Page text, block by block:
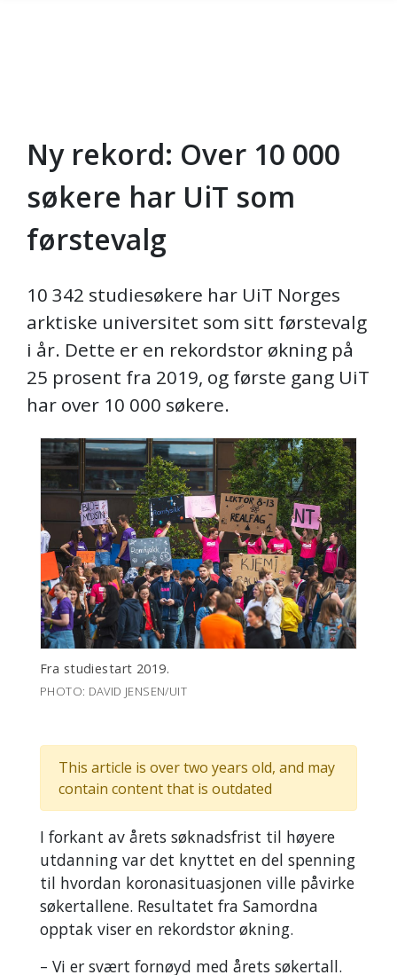
Skip to main content
Ny rekord: Over 10 000
søkere har UiT som
førstevalg
10 342 studiesøkere har UiT Norges
arktiske universitet som sitt førstevalg
i år. Dette er en rekordstor økning på
25 prosent fra 2019, og første gang UiT
har over 10 000 søkere.
Fra studiestart 2019.
PHOTO: DAVID JENSEN/UIT
This article is over two years old, and may
contain content that is outdated
I forkant av årets søknadsfrist til høyere
utdanning var det knyttet en del spenning
til hvordan koronasituasjonen ville påvirke
søkertallene. Resultatet fra Samordna
opptak viser en rekordstor økning.
– Vi er svært fornøyd med årets søkertall.